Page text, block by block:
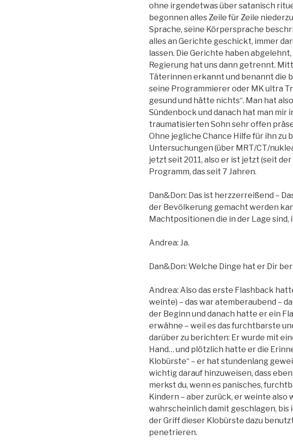
ohne irgendetwas über satanisch
begonnen alles Zeile für Zeile
Sprache, seine Körpersprache
alles an Gerichte geschickt, immer
lassen. Die Gerichte haben
Regierung hat uns dann getrennt.
Täterinnen erkannt und benannt die
seine Programmierer oder MK ultra
gesund und hätte nichts“. Man hat
Sündenbock und danach hat man
traumatisierten Sohn sehr offen
Ohne jegliche Chance Hilfe für ihn
Untersuchungen (über MRT/CT/
jetzt seit 2011, also er ist jetzt (seit
Programm, das seit 7 Jahren.
Dan&Don: Das ist herzzerreißend –
der Bevölkerung gemacht werden
Machtpositionen die in der Lage sind,
Andrea: Ja.
Dan&Don: Welche Dinge hat er Dir
Andrea: Also das erste Flashback
weinte) – das war atemberaubend –
der Beginn und danach hatte er ein
erwähne – weil es das furchtbarste
darüber zu berichten: Er wurde mit
Hand… und plötzlich hatte er die
Klobürste“ – er hat stundenlang
wichtig darauf hinzuweisen, dass
merkst du, wenn es panisches,
Kindern – aber zurück, er weinte also
wahrscheinlich damit geschlagen, bis
der Griff dieser Klobürste dazu
penetrieren.